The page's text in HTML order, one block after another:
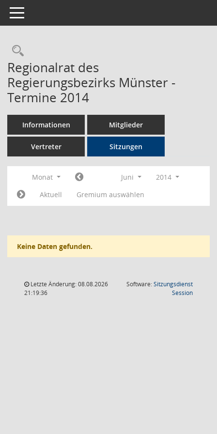
Toggle navigation
Rechercheauswahl
Regionalrat des
Regierungsbezirks Münster -
Termine 2014
Informationen Mitglieder
Vertreter Sitzungen
Monat Juni
2014
Aktuell
Gremium auswählen
Keine Daten gefunden.
Letzte Änderung: 08.08.2026
21:19:36
Software:Sitzungsdienst
Session(Wird in